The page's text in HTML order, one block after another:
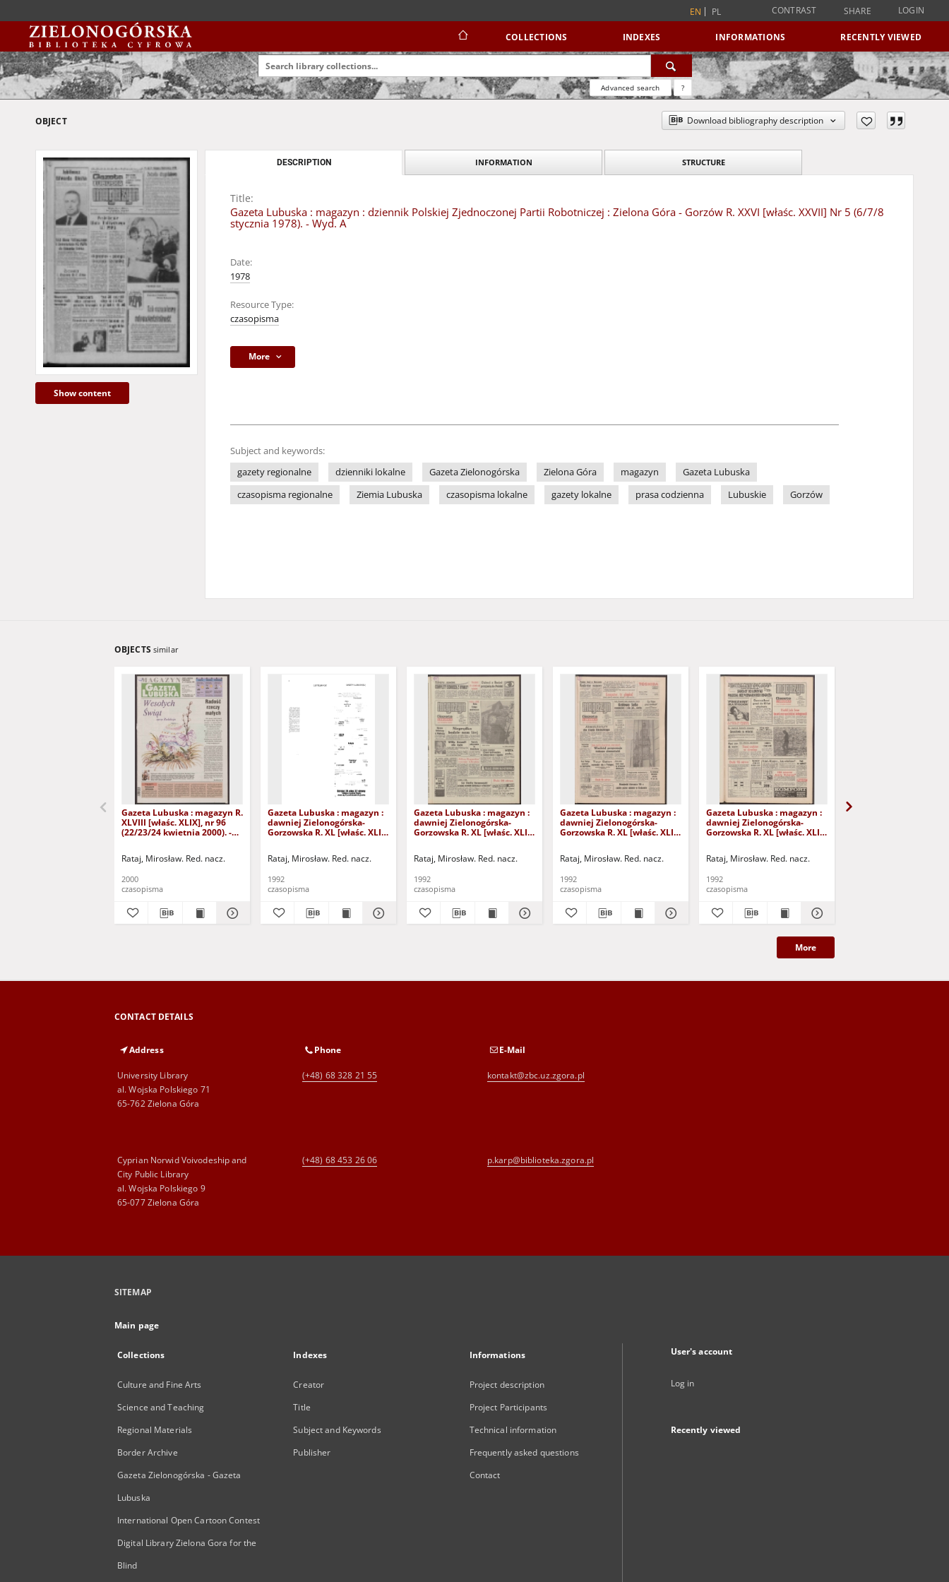
EN PL CONTRAST SHARE LOGIN
COLLECTIONS INDEXES INFORMATIONS RECENTLY VIEWED
Advanced search ?
OBJECT Download bibliography description
Show content
DESCRIPTION INFORMATION STRUCTURE
Title:
Gazeta Lubuska : magazyn : dziennik Polskiej Zjednoczonej Partii Robotniczej : Zielona Góra - Gorzów R. XXVI [właśc. XXVII] Nr 5 (6/7/8
stycznia 1978). - Wyd. A
Date:
1978
Resource Type:
czasopisma
More
Subject and keywords:
gazety regionalne
dzienniki lokalne Gazeta Zielonogórska Zielona Góra magazyn
Gazeta Lubuska
czasopisma regionalne
Ziemia Lubuska czasopisma lokalne gazety lokalne prasa codzienna Lubuskie Gorzów
OBJECTS similar
Gazeta Lubuska : magazyn R.
XLVIII [właśc. XLIX], nr 96
(22/23/24 kwietnia 2000). -
Rataj, Mirosław. Red. nacz.
2000
czasopisma
Gazeta Lubuska : magazyn :
dawniej Zielonogórska-
Gorzowska R. XL [właśc. XLI],
Rataj, Mirosław. Red. nacz.
1992
czasopisma
Gazeta Lubuska : magazyn :
dawniej Zielonogórska-
Gorzowska R. XL [właśc. XLI],
Rataj, Mirosław. Red. nacz.
1992
czasopisma
Gazeta Lubuska : magazyn :
dawniej Zielonogórska-
Gorzowska R. XL [właśc. XLI],
Rataj, Mirosław. Red. nacz.
1992
czasopisma
Gazeta Lubuska : magazyn :
dawniej Zielonogórska-
Gorzowska R. XL [właśc. XLI],
Rataj, Mirosław. Red. nacz.
1992
czasopisma
More
CONTACT DETAILS
Address
University Library
al. Wojska Polskiego 71
65-762 Zielona Góra
Phone
(+48) 68 328 21 55
E-Mail
kontakt@zbc.uz.zgora.pl
Cyprian Norwid Voivodeship and
City Public Library
al. Wojska Polskiego 9
65-077 Zielona Góra
(+48) 68 453 26 06 p.karp@biblioteka.zgora.pl
SITEMAP
Main page
Collections
Culture and Fine Arts
Science and Teaching
Regional Materials
Border Archive
Gazeta Zielonogórska - Gazeta
Lubuska
International Open Cartoon Contest
Digital Library Zielona Gora for the
Blind
Indexes
Creator
Title
Subject and Keywords
Publisher
Informations
Project description
Project Participants
Technical information
Frequently asked questions
Contact
User's account
Log in
Recently viewed